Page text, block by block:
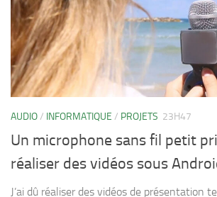
AUDIO/ INFORMATIQUE / PROJETS 23H47
Un microphone sans fil petit
réaliser des vidéos sous
J’ai dû réaliser des vidéos de présentation